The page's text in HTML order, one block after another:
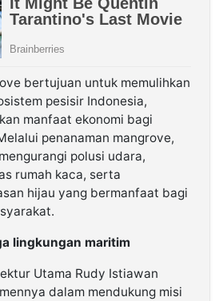
bertujuan untuk memulihkan
pesisir Indonesia,
manfaat ekonomi bagi
penanaman mangrove,
polusi udara,
rumah kaca, serta
hijau yang bermanfaat bagi
lingkungan maritim
Utama Rudy Istiawan
dalam mendukung misi